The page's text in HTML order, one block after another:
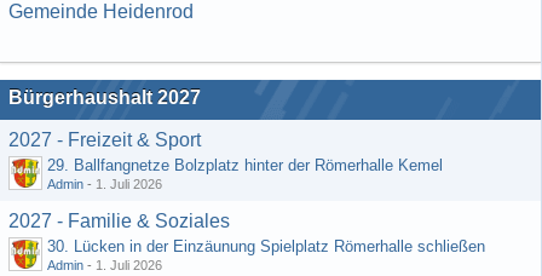
Gemeinde Heidenrod
Bürgerhaushalt 2027
2027 - Freizeit & Sport
29. Ballfangnetze Bolzplatz hinter der Römerhalle Kemel
Admin - 1. Juli 2026
2027 - Familie & Soziales
30. Lücken in der Einzäunung Spielplatz Römerhalle schließen
Admin - 1. Juli 2026